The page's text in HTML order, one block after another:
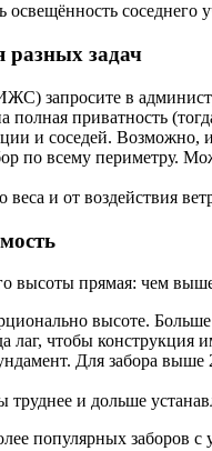
соседнего
разных задач
запросите в
приватность
и соседей. Возможно,
по всему периметру.
веса и от воздействия
высоты прямая: чем
высоте.
лаг, чтобы конструкция
Для забора выше
и дольше
популярных заборов